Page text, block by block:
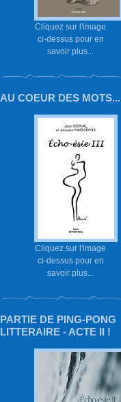
Cliquez sur l'image
ci-dessus pour en
savoir plus...
AU COEUR DES MOTS...
Cliquez sur l'image
ci-dessus pour en
savoir plus...
PARTIE DE PING-PONG
LITTERAIRE - ACTE II !